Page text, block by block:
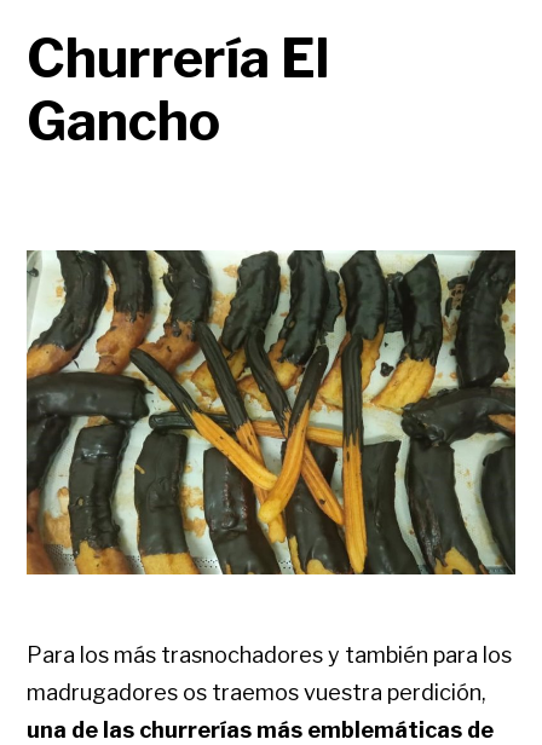
Churrería El
Gancho
Para los más trasnochadores y también para los
madrugadores os traemos vuestra perdición,
una de las churrerías más emblemáticas de